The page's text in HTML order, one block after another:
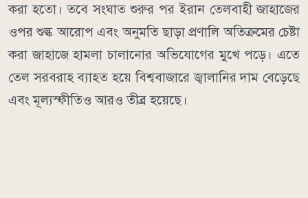
করা হতো। তবে সংঘাত শুরুর পর ইরান তেলবাহী জাহাজের
ওপর শুল্ক আরোপ এবং অনুমতি ছাড়া প্রণালি অতিক্রমের চেষ্টা
করা জাহাজে হামলা চালানোর অভিযোগের মুখে পড়ে। এতে
তেল সরবরাহ ব্যাহত হয়ে বিশ্ববাজারে জ্বালানির দাম বেড়েছে
এবং মূল্যস্ফীতিও আরও তীব্র হয়েছে।